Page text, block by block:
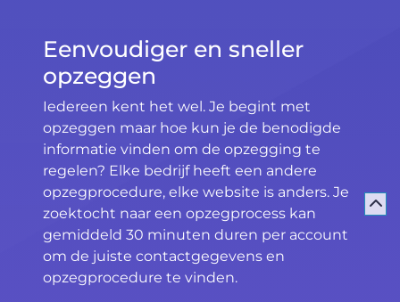
Eenvoudiger en sneller
opzeggen
Iedereen kent het wel. Je begint met
opzeggen maar hoe kun je de benodigde
informatie vinden om de opzegging te
regelen? Elke bedrijf heeft een andere
opzegprocedure, elke website is anders. Je
zoektocht naar een opzegprocess kan
gemiddeld 30 minuten duren per account
om de juiste contactgegevens en
opzegprocedure te vinden.